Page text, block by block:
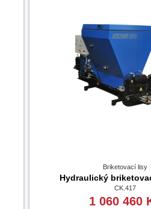
Briketovací lisy
Hydraulický
CK.417
1 060 460